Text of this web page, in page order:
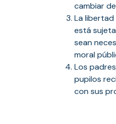
cambiar
La libertad
está
sean
moral
Los
pupilos
con sus